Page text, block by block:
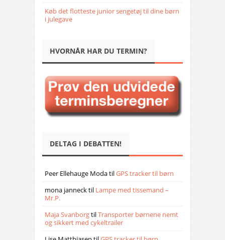
Køb det flotteste junior sengetøj til dine børn
i julegave
HVORNÅR HAR DU TERMIN?
DELTAG I DEBATTEN!
Peer Ellehauge ModatilGPS tracker til børn
mona jannecktil Lampe med tissemand –
Mr.P.
Maja SvanborgtilTransporter børnene nemt
og sikkert med cykeltrailer